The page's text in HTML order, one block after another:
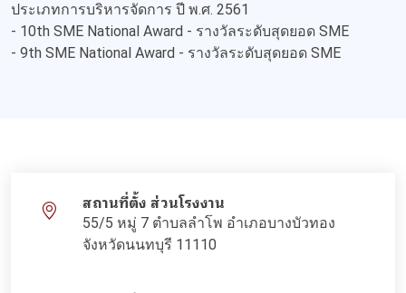
ประเภทการบริหารจัดการ ปี พ.ศ. 2561
- 10th SME National Award - รางวัลระดับสุดยอด SME
- 9th SME National Award - รางวัลระดับสุดยอด SME
สถานที่ตั้ง ส่วนโรงงาน
55/5 หมู่ 7 ตำบลลำโพ อำเภอบางบัวทอง
จังหวัดนนทบุรี 11110